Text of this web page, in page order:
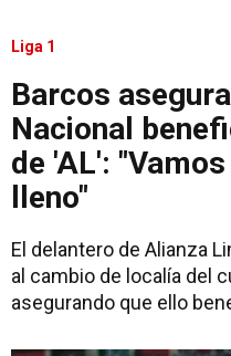
Liga 1
Barcos
Nacional
de 'AL':
lleno"
El delantero de Alianza
al cambio de localía del
asegurando que ello